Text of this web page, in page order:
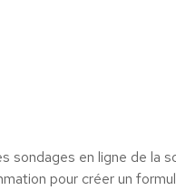
sondages en ligne de la
pour créer un